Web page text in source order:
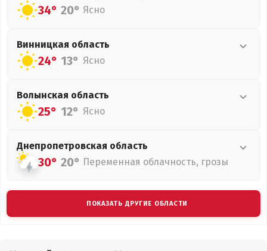
34° 20° Ясно
Винницкая область
24° 13° Ясно
Волынская область
25° 12° Ясно
Днепропетровская область
30° 20° Переменная облачность, грозы
ПОКАЗАТЬ ДРУГИЕ ОБЛАСТИ